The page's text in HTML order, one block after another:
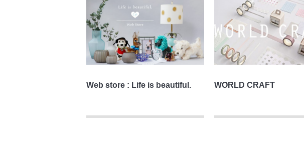
Web store : Life is beautiful. WORLD CRAFT